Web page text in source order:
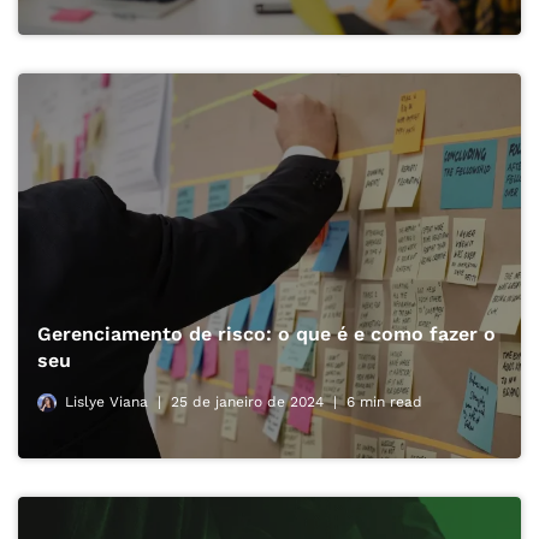
Gerenciamento de risco: o que é e como fazer o
seu
Lislye Viana 25 de janeiro de 2024 6 min read